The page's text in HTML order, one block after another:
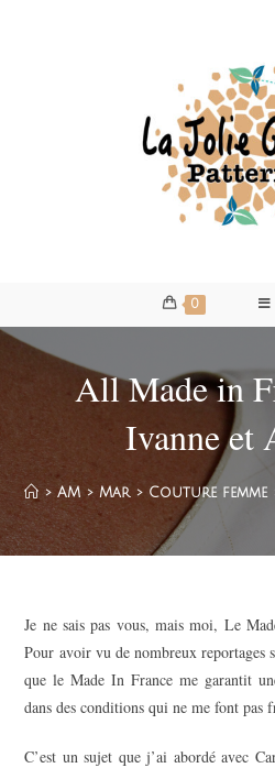
0
All Made in
Ivanne et
> AM > Mar > Couture femme
Je ne sais pas vous, mais moi, Le
Pour avoir vu de nombreux reportages
que le Made In France me garantit
dans des conditions qui ne me font
C’est un sujet que j’ai abordé avec